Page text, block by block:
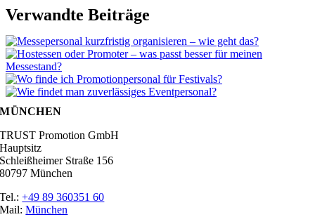
Verwandte Beiträge
MÜNCHEN
TRUST Promotion GmbH
Hauptsitz
Schleißheimer Straße 156
80797 München
Tel.:+49 89 360351 60
Mail:München